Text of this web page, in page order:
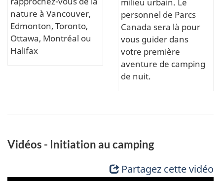
nature à Vancouver,
Edmonton, Toronto,
Ottawa, Montréal ou
Halifax
personnel de Parcs
Canada sera là pour
vous guider dans
votre première
aventure de camping
de nuit.
Vidéos - Initiation au camping
Partagez cette vidéo